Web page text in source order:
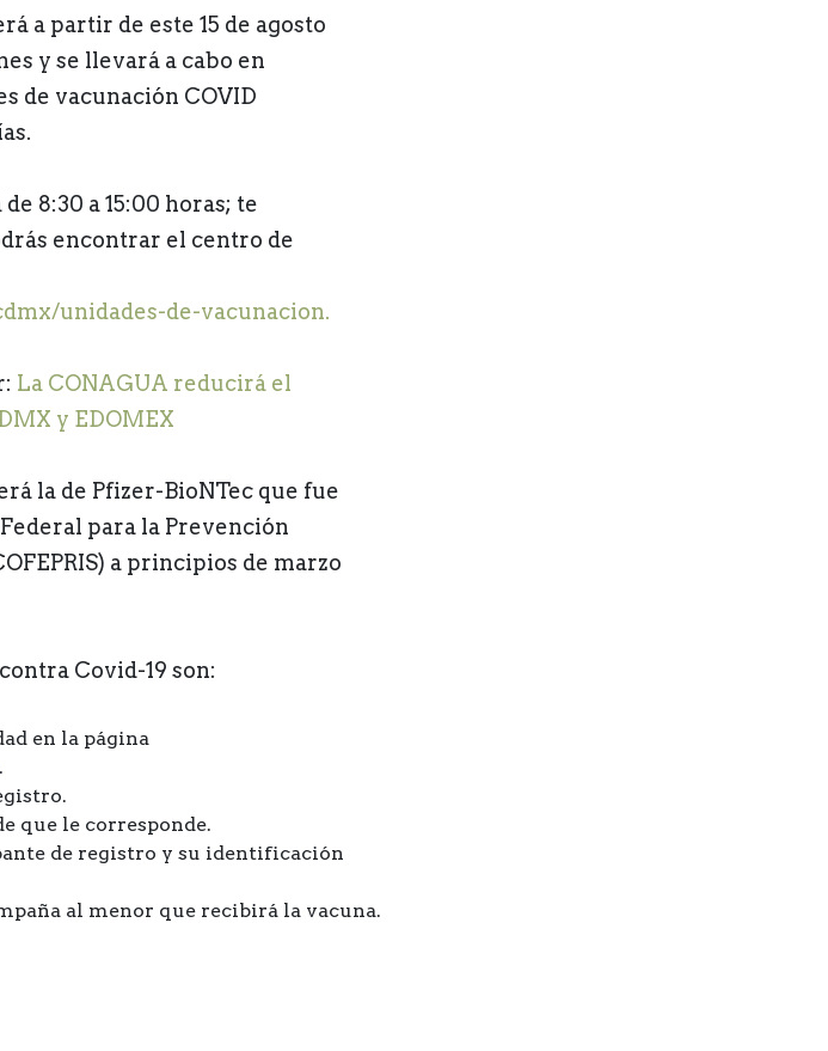
a partir de este 15 de agosto
y se llevará a cabo en
de vacunación COVID
8:30 a 15:00 horas; te
encontrar el centro de
unidades-de-vacunacion.
La CONAGUA reducirá el
y EDOMEX
la de Pfizer-BioNTec que fue
para la Prevención
a principios de marzo
Covid-19 son:
en la página
que le corresponde.
de registro y su identificación
al menor que recibirá la vacuna.